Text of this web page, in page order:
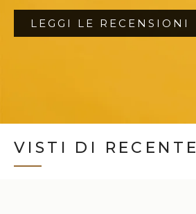
LEGGI LE RECENSIONI
VISTI DI RECENTE